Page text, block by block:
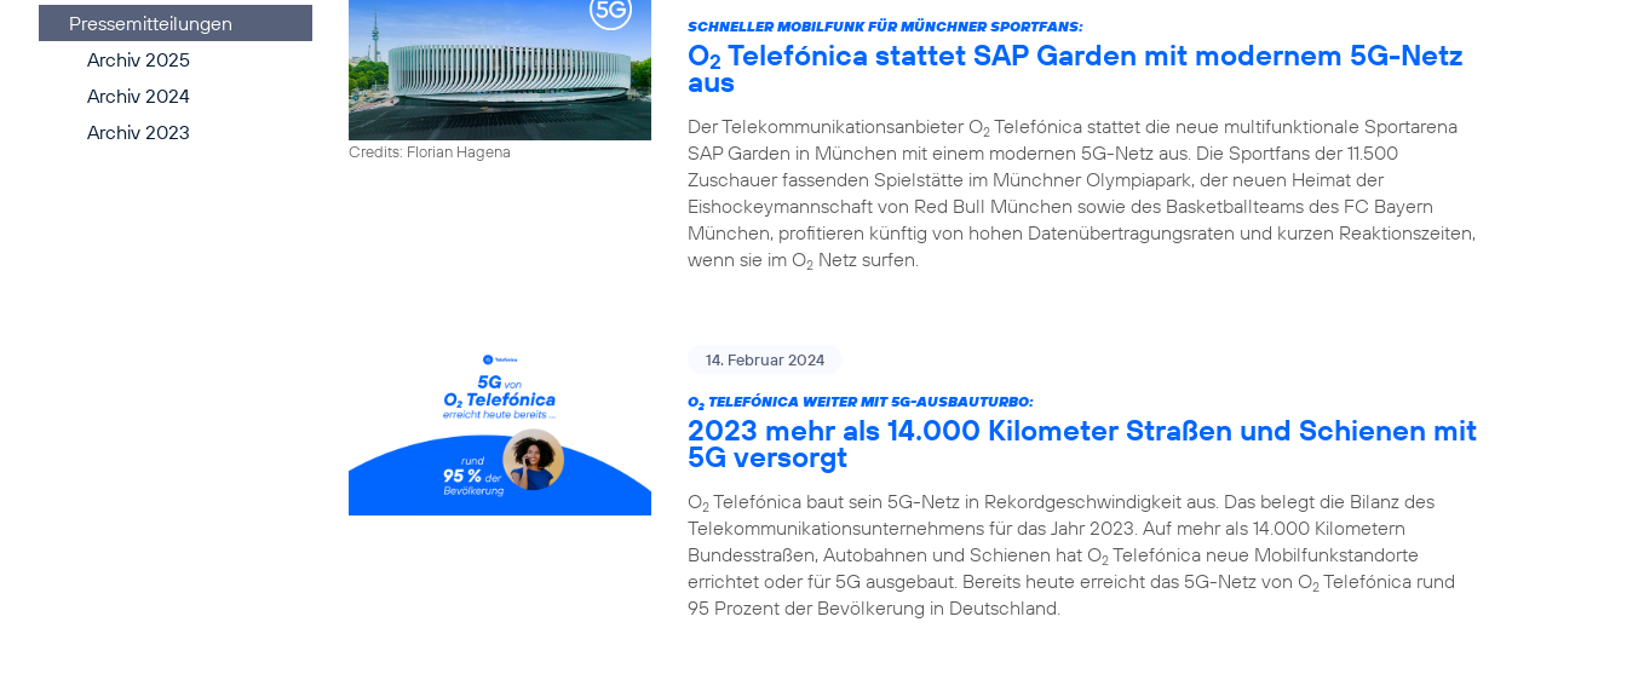
Pressemitteilungen
Archiv 2025
Archiv 2024
Archiv 2023
Credits: Florian Hagena
SCHNELLER MOBILFUNK FÜR MÜNCHNER SPORTFANS:
O2 Telefónica stattet SAP Garden mit modernem 5G-Netz
aus
Der Telekommunikationsanbieter O2 Telefónica stattet die neue multifunktionale Sportarena
SAP Garden in München mit einem modernen 5G-Netz aus. Die Sportfans der 11.500
Zuschauer fassenden Spielstätte im Münchner Olympiapark, der neuen Heimat der
Eishockeymannschaft von Red Bull München sowie des Basketballteams des FC Bayern
München, profitieren künftig von hohen Datenübertragungsraten und kurzen Reaktionszeiten,
wenn sie im O2 Netz surfen.
14. Februar 2024
O2 TELEFÓNICA WEITER MIT 5G-AUSBAUTURBO:
2023 mehr als 14.000 Kilometer Straßen und Schienen mit
5G versorgt
O2 Telefónica baut sein 5G-Netz in Rekordgeschwindigkeit aus. Das belegt die Bilanz des
Telekommunikationsunternehmens für das Jahr 2023. Auf mehr als 14.000 Kilometern
Bundesstraßen, Autobahnen und Schienen hat O2 Telefónica neue Mobilfunkstandorte
errichtet oder für 5G ausgebaut. Bereits heute erreicht das 5G-Netz von O2 Telefónica rund
95 Prozent der Bevölkerung in Deutschland.